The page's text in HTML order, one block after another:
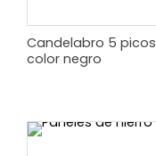
Candelabro 5 picos
color negro